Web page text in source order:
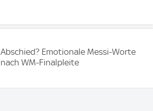
Abschied? Emotionale Messi-Worte
nach WM-Finalpleite